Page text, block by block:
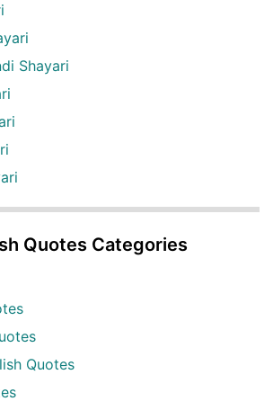
Shayari
Quotes Categories
Quotes